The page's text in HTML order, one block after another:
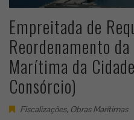
Empreitada de
Reordenamento
Marítima da
Consórcio)
Fiscalizações, Obras Marítimas